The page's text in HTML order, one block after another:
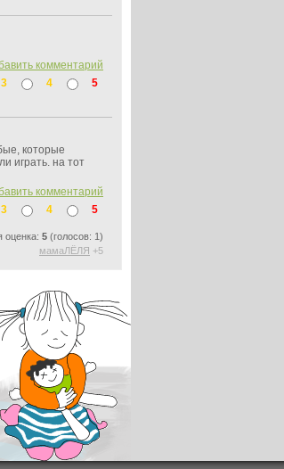
комментарий
3 4 5
которые
играть. на тот
комментарий
3 4 5
оценка: 5 (голосов: 1)
мамаЛЁЛЯ +5